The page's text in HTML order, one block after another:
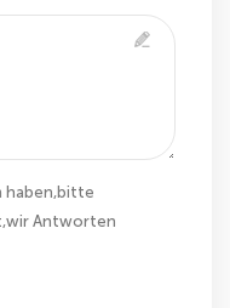
haben,bitte
Antworten